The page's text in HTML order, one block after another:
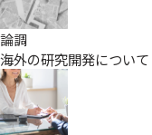
論調
海外の研究開発について